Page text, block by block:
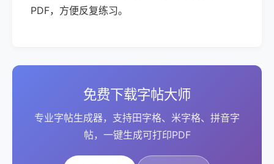
PDF，方便反复练习。
免费下载字帖大师
专业字帖生成器，支持田字格、米字格、拼音字
帖，一键生成可打印PDF